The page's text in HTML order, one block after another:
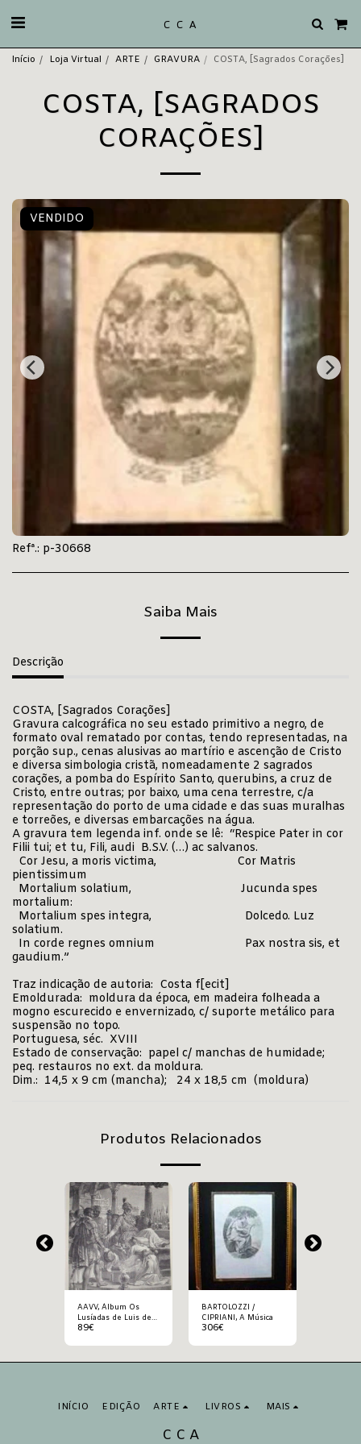
C C A
Início Loja Virtual ARTE GRAVURA COSTA, [Sagrados Corações]
COSTA, [SAGRADOS
CORAÇÕES]
VENDIDO
Refª.: p-30668
Saiba Mais
Descrição
COSTA, [Sagrados Corações]
Gravura calcográfica no seu estado primitivo a negro, de
formato oval rematado por contas, tendo representadas, na
porção sup., cenas alusivas ao martírio e ascenção de Cristo
e diversa simbologia cristã, nomeadamente 2 sagrados
corações, a pomba do Espírito Santo, querubins, a cruz de
Cristo, entre outras; por baixo, uma cena terrestre, c/a
representação do porto de uma cidade e das suas muralhas
e torreões, e diversas embarcações na água.
A gravura tem legenda inf. onde se lê: “Respice Pater in cor
Filii tui; et tu, Fili, audi B.S.V. (…) ac salvanos.
Cor Jesu, a moris victima, Cor Matris
pientissimum
Mortalium solatium, Jucunda spes
mortalium:
Mortalium spes integra, Dolcedo. Luz
solatium.
In corde regnes omnium Pax nostra sis, et
gaudium.”
Traz indicação de autoria: Costa f[ecit]
Emoldurada: moldura da época, em madeira folheada a
mogno escurecido e envernizado, c/ suporte metálico para
suspensão no topo.
Portuguesa, séc. XVIII
Estado de conservação: papel c/ manchas de humidade;
peq. restauros no ext. da moldura.
Dim.: 14,5 x 9 cm (mancha); 24 x 18,5 cm (moldura)
Produtos Relacionados
AAVV, Álbum Os
Lusíadas de Luis de
Camoēs
89€
BARTOLOZZI /
CIPRIANI, A Música
306€
C C A
INÍCIO EDIÇÃO ARTE LIVROS MAIS